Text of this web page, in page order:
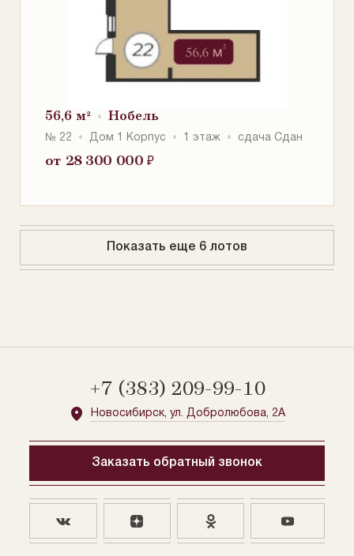
56,6 м² Нобель
№ 22 Дом 1 Корпус 1 этаж сдача Сдан
от 28 300 000 ₽
Показать еще 6 лотов
+7 (383) 209-99-10
Новосибирск, ул. Добролюбова, 2А
Заказать обратный звонок